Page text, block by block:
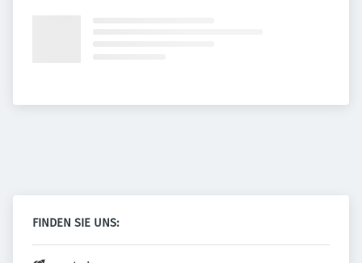
FINDEN SIE UNS: